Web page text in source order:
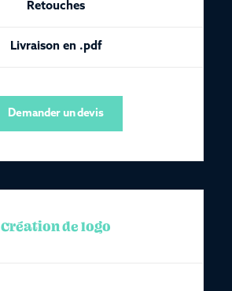
Retouches
Livraison en .pdf
Demander un devis
Création de logo